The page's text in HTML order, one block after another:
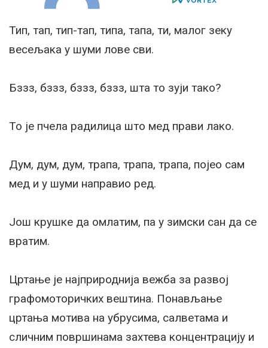
Тип, тап, тип-тап, типа, тапа, ти, малог зеку
весељака у шуми лове сви.
Бззз, бззз, бззз, бззз, шта то зуји тако?
То је пчела радилица што мед прави лако.
Дум, дум, дум, трапа, трапа, трапа, појео сам
мед и у шуми направио ред.
Још крушке да омлатим, па у зимски сан да се
вратим.
Цртање је најприроднија вежба за развој
графомоторичких вештина. Понављање
цртања мотива на убрусима, салветама и
сличним површинама захтева концентрацију и